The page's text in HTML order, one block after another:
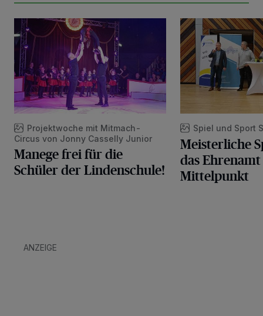
Manege frei für die Schüler der Lindenschule!
Projektwoche mit Mitmach-
Circus von Jonny Casselly Junior
Manege frei für die
Schüler der Lindenschule!
Meisterliche
Spiel und Sport
Meisterliche
das
Mittelpunkt
ANZEIGE